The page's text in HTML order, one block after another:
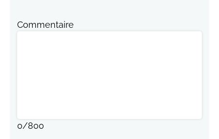
Commentaire
0/800